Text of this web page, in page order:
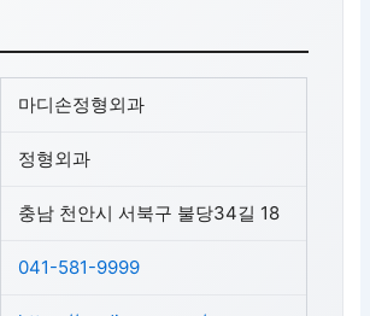
마디손정형외과
정형외과
충남 천안시 서북구 불당34길 18
041-581-9999